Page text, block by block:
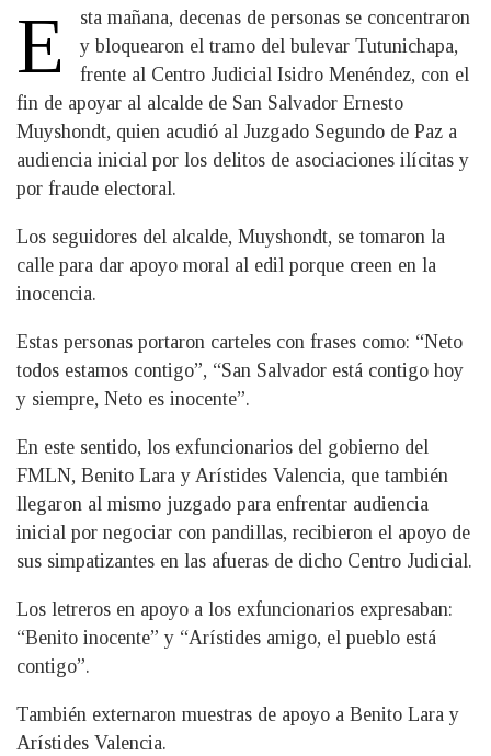
E
sta mañana, decenas de personas se concentraron
y bloquearon el tramo del bulevar Tutunichapa,
frente al Centro Judicial Isidro Menéndez, con el
fin de apoyar al alcalde de San Salvador Ernesto
Muyshondt, quien acudió al Juzgado Segundo de Paz a
audiencia inicial por los delitos de asociaciones ilícitas y
por fraude electoral.
Los seguidores del alcalde, Muyshondt, se tomaron la
calle para dar apoyo moral al edil porque creen en la
inocencia.
Estas personas portaron carteles con frases como: “Neto
todos estamos contigo”, “San Salvador está contigo hoy
y siempre, Neto es inocente”.
En este sentido, los exfuncionarios del gobierno del
FMLN, Benito Lara y Arístides Valencia, que también
llegaron al mismo juzgado para enfrentar audiencia
inicial por negociar con pandillas, recibieron el apoyo de
sus simpatizantes en las afueras de dicho Centro Judicial.
Los letreros en apoyo a los exfuncionarios expresaban:
“Benito inocente” y “Arístides amigo, el pueblo está
contigo”.
También externaron muestras de apoyo a Benito Lara y
Arístides Valencia.